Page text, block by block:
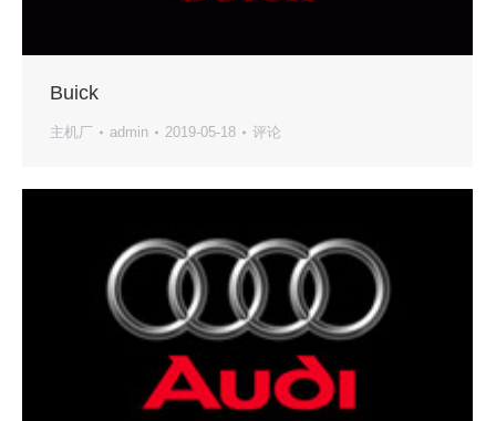
Buick
主机厂 admin 2019-05-18 评论